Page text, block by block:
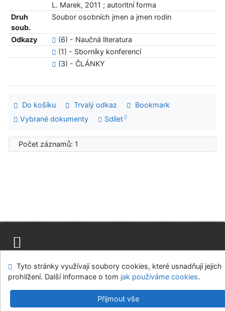
L. Marek, 2011 ; autoritní forma
Druh
soub.
Soubor osobních jmen a jmen rodin
Odkazy
(6) - Naučná literatura
(1) - Sborníky konferencí
(3) - ČLÁNKY
Do košíku Trvalý odkaz
Bookmark
Vybrané dokumenty
Sdílet
Počet záznamů: 1
Modul OpenSearch
Napište nám Nastavení cookies
Univerzitní knihovna - Univerzita Hradec Králové
Tyto stránky využívají soubory cookies, které usnadňují jejich
prohlížení. Další informace o tom jak používáme cookies.
Přijmout vše